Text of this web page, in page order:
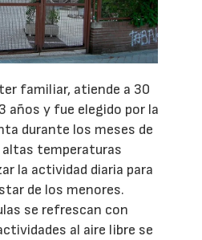
familiar, atiende a 30
años y fue elegido por la
durante los meses de
altas temperaturas
la actividad diaria para
de los menores.
se refrescan con
al aire libre se